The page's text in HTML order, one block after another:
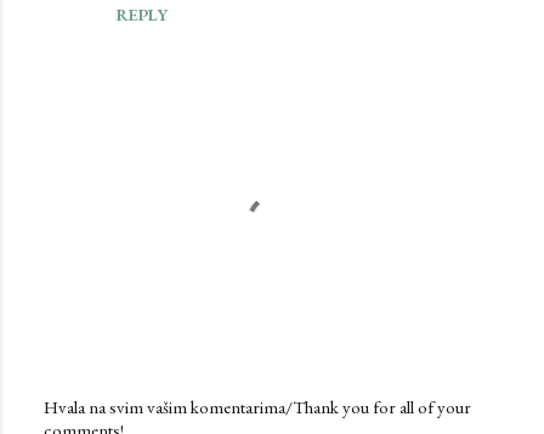
REPLY
Hvala na svim vašim komentarima/Thank you for all of your
comments!